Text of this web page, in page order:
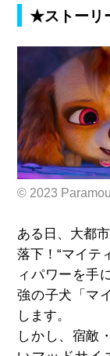
★ストー
© 2023
ある日、大都
落下！“マイテ
ィパワーを手
強の子犬「マ
します。
しかし、宿敵